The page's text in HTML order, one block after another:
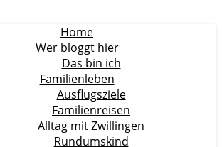
Home
Wer bloggt hier
Das bin ich
Familienleben
Ausflugsziele
Familienreisen
Alltag mit Zwillingen
Rundumskind